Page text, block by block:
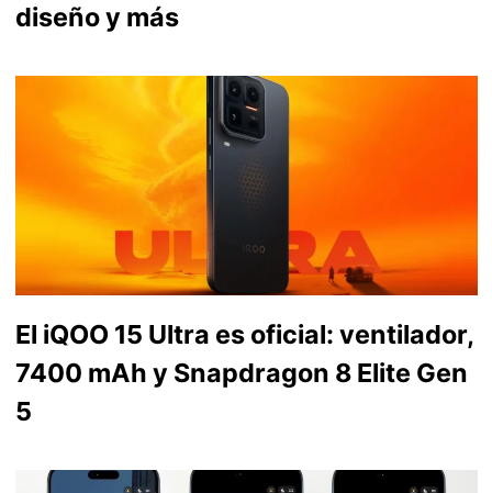
diseño y más
El iQOO 15 Ultra es oficial: ventilador,
7400 mAh y Snapdragon 8 Elite Gen
5